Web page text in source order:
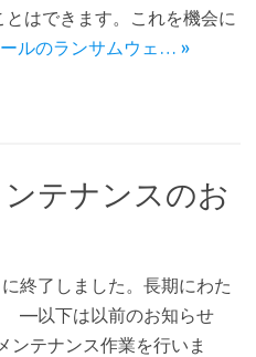
はできます。これを機会に
ルのランサムウェ… »
テナンスのお
終了しました。長期にわた
—以下は以前のお知らせ
ンテナンス作業を行いま